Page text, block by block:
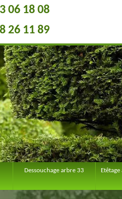
06 18 08
26 11 89
Dessouchage arbre 33